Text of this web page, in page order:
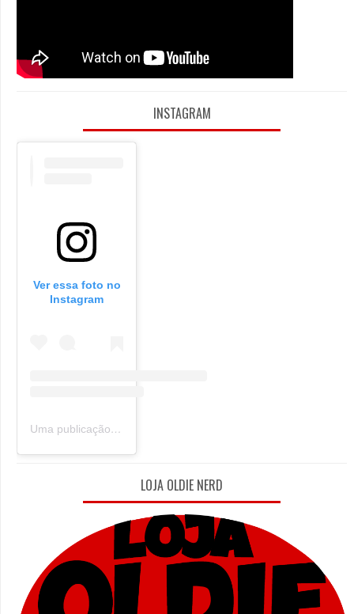
INSTAGRAM
Ver essa foto no
Instagram
Uma publicação compartilhada por Oldie Nerd (@oldie_nerd)
LOJA OLDIE NERD